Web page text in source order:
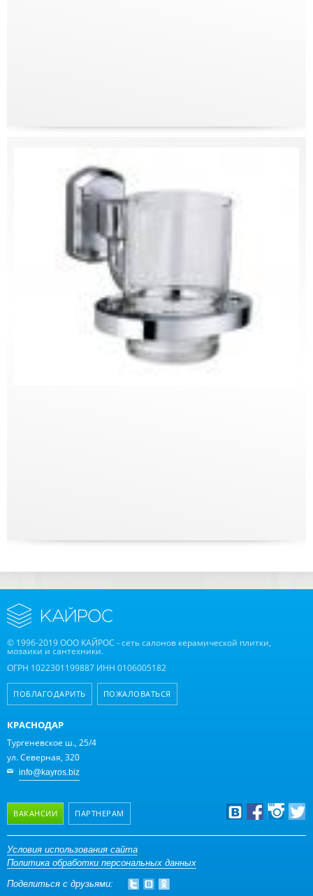
© 1996-2019 ООО КАЙРОС - сеть салонов керамической плитки,
мозаики и сантехники.
ОГРН 1022301199887 ИНН 0106005182
ПОБЛАГОДАРИТЬ ПОЖАЛОВАТЬСЯ
КРАСНОДАР
Тургеневское ш., 25/4
ул. Северная, 320
info@kayros.biz
ВАКАНСИИ ПАРТНЕРАМ
Дизайнерам
Оптовым клиентам
Дилерам
Условия использования сайта
Политика обработки персональных данных
Поделиться с друзьями: